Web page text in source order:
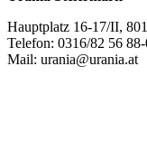
Hauptplatz 16-17/II,
Telefon: 0316/82 56
Mail: urania@urania.at